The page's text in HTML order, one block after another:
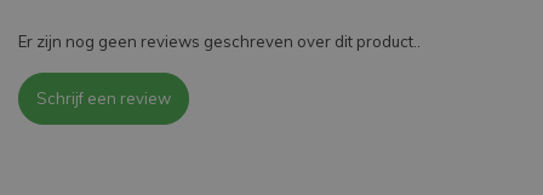
Er zijn nog geen reviews geschreven over dit product..
Schrijf een review